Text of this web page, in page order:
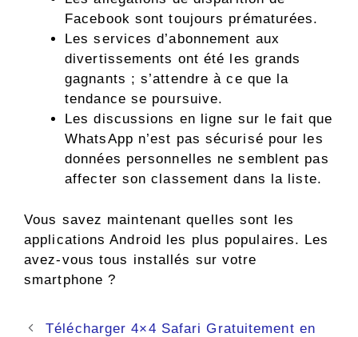
Facebook sont toujours prématurées.
Les services d’abonnement aux
divertissements ont été les grands
gagnants ; s’attendre à ce que la
tendance se poursuive.
Les discussions en ligne sur le fait que
WhatsApp n’est pas sécurisé pour les
données personnelles ne semblent pas
affecter son classement dans la liste.
Vous savez maintenant quelles sont les
applications Android les plus populaires. Les
avez-vous tous installés sur votre
smartphone ?
Navigation
Télécharger 4×4 Safari Gratuitement en